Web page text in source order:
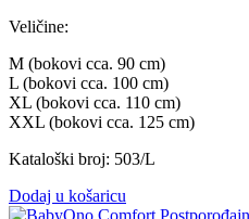
Veličine:
M (bokovi cca. 90 cm)
L (bokovi cca. 100 cm)
XL (bokovi cca. 110 cm)
XXL (bokovi cca. 125 cm)
Kataloški broj: 503/L
Dodaj u košaricu